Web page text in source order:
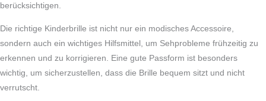
berücksichtigen.
Die richtige Kinderbrille ist nicht nur ein modisches Accessoire,
sondern auch ein wichtiges Hilfsmittel, um Sehprobleme frühzeitig zu
erkennen und zu korrigieren. Eine gute Passform ist besonders
wichtig, um sicherzustellen, dass die Brille bequem sitzt und nicht
verrutscht.